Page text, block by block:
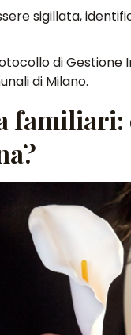
sigillata,
di Gestione
di Milano.